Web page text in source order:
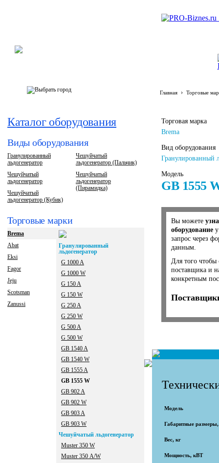
Главная › Торговые
Каталог оборудования
Виды оборудования
Гранулированный
льдогенератор
Чешуйчатый
льдогенератор
Чешуйчатый
льдогенератор (Кубик)
Чешуйчатый
льдогенератор (Пальчик)
Чешуйчатый
льдогенератор
(Пирамидка)
Торговые марки
Brema
Abat
Eksi
Fagor
Jeju
Scotsman
Zanussi
Гранулированный
льдогенератор
G 1000 A
G 1000 W
G 150 A
G 150 W
G 250 A
G 250 W
G 500 A
G 500 W
GB 1540 A
GB 1540 W
GB 1555 A
GB 1555 W
GB 902 A
GB 902 W
GB 903 A
GB 903 W
Чешуйчатый льдогенератор
Muster 350 W
Muster 350 А/W
Торговая марка
Brema
Вид оборудования
Гранулированный
Модель
GB 1555
Вы можете
оборудование
запрос через
данным.
Для того чтобы
поставщика и
конкретным
Модель
Габаритные
Вес, кг
Мощность, кВТ